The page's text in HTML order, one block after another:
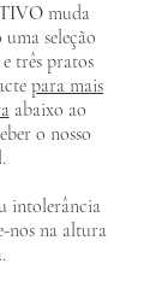
muda
seleção
três pratos
para mais
abaixo ao
o nosso
intolerância
nos na altura